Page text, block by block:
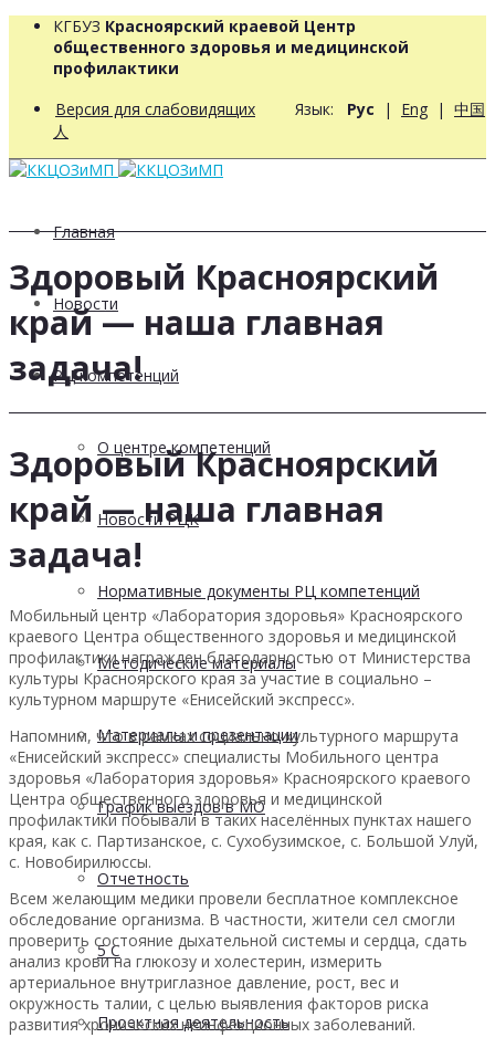
КГБУЗ Красноярский краевой Центр
общественного здоровья и медицинской
профилактики
Версия для слабовидящих Язык: Рус | Eng | 中国
人
Главная
Новости
РЦ компетенций
О центре компетенций
Новости РЦК
Нормативные документы РЦ компетенций
Методические материалы
Материалы и презентации
График выездов в МО
Отчетность
5 С
Проектная деятельность
Здоровый Красноярский
край — наша главная
задача!
Здоровый Красноярский
край — наша главная
задача!
Мобильный центр «Лаборатория здоровья» Красноярского
краевого Центра общественного здоровья и медицинской
профилактики награжден благодарностью от Министерства
культуры Красноярского края за участие в социально –
культурном маршруте «Енисейский экспресс».
Напомним, что в рамках социально-культурного маршрута
«Енисейский экспресс» специалисты Мобильного центра
здоровья «Лаборатория здоровья» Красноярского краевого
Центра общественного здоровья и медицинской
профилактики побывали в таких населённых пунктах нашего
края, как с. Партизанское, с. Сухобузимское, с. Большой Улуй,
с. Новобирилюссы.
Всем желающим медики провели бесплатное комплексное
обследование организма. В частности, жители сел смогли
проверить состояние дыхательной системы и сердца, сдать
анализ крови на глюкозу и холестерин, измерить
артериальное внутриглазное давление, рост, вес и
окружность талии, с целью выявления факторов риска
развития хронических неинфекционных заболеваний.